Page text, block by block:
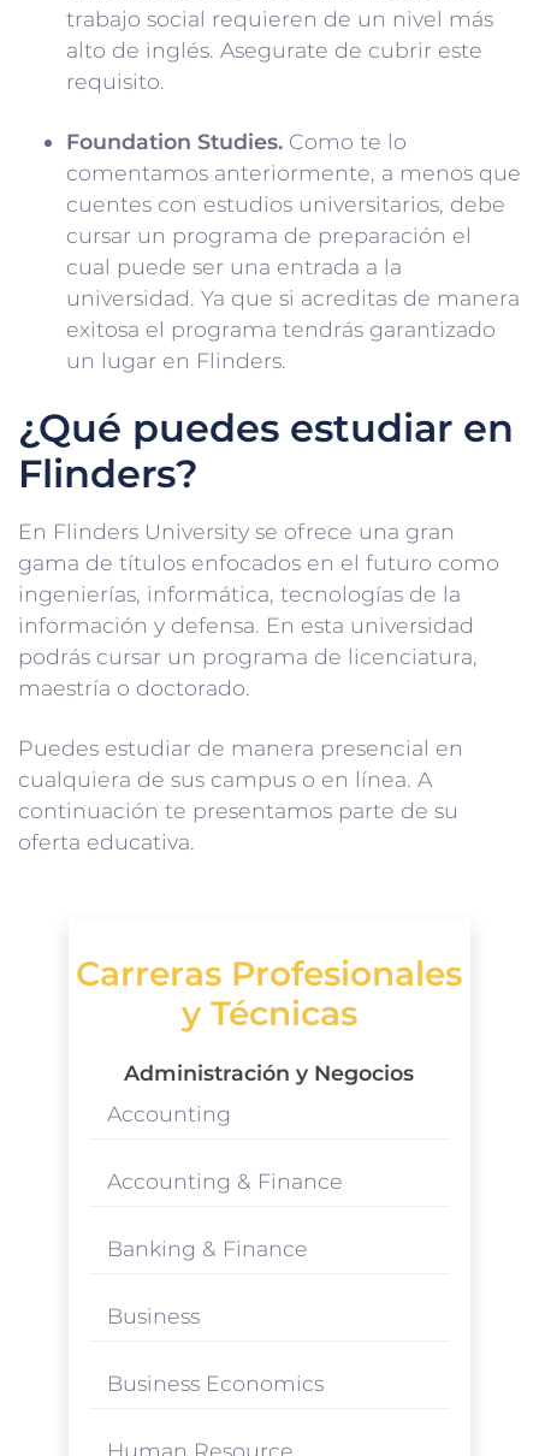
trabajo social requieren de un nivel más
alto de inglés. Asegurate de cubrir este
requisito.
Foundation Studies. Como te lo
comentamos anteriormente, a menos que
cuentes con estudios universitarios, debe
cursar un programa de preparación el
cual puede ser una entrada a la
universidad. Ya que si acreditas de manera
exitosa el programa tendrás garantizado
un lugar en Flinders.
¿Qué puedes estudiar en
Flinders?
En Flinders University se ofrece una gran
gama de títulos enfocados en el futuro como
ingenierías, informática, tecnologías de la
información y defensa. En esta universidad
podrás cursar un programa de licenciatura,
maestría o doctorado.
Puedes estudiar de manera presencial en
cualquiera de sus campus o en línea. A
continuación te presentamos parte de su
oferta educativa.
Carreras Profesionales
y Técnicas
Administración y Negocios
Accounting
Accounting & Finance
Banking & Finance
Business
Business Economics
Human Resource